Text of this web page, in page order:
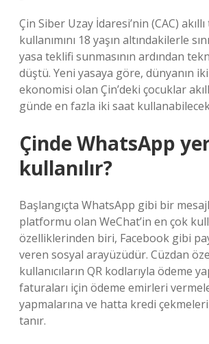
Çin Siber Uzay İdaresi’nin (CAC)
kullanımını 18 yaşın altındakilerle
yasa teklifi sunmasının ardından
düştü. Yeni yasaya göre, dünyanın
ekonomisi olan Çin’deki çocuklar
günde en fazla iki saat
Çinde WhatsApp
kullanılır?
Başlangıçta WhatsApp gibi bir
platformu olan WeChat’in en çok
özelliklerinden biri, Facebook gibi
veren sosyal arayüzüdür. Cüzdan
kullanıcıların QR kodlarıyla ödeme
faturaları için ödeme emirleri
yapmalarına ve hatta kredi
tanır.